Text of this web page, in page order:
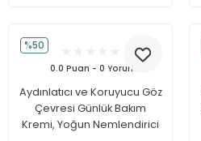
%50
0.0 Puan - 0 Yorum
Aydınlatıcı ve Koruyucu Göz
Çevresi Günlük Bakım
Kremi, Yoğun Nemlendirici